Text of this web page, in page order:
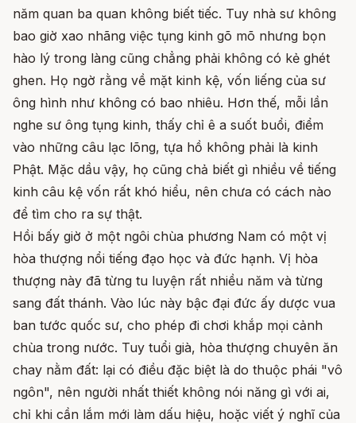
năm quan ba quan không biết tiếc. Tuy nhà sư không
bao giờ xao nhãng việc tụng kinh gõ mõ nhưng bọn
hào lý trong làng cũng chẳng phải không có kẻ ghét
ghen. Họ ngờ rằng về mặt kinh kệ, vốn liếng của sư
ông hình như không có bao nhiêu. Hơn thế, mỗi lần
nghe sư ông tụng kinh, thấy chỉ ê a suốt buổi, điểm
vào những câu lạc lõng, tựa hồ không phải là kinh
Phật. Mặc dầu vậy, họ cũng chả biết gì nhiều về tiếng
kinh câu kệ vốn rất khó hiểu, nên chưa có cách nào
để tìm cho ra sự thật.
Hồi bấy giờ ở một ngôi chùa phương Nam có một vị
hòa thượng nổi tiếng đạo học và đức hạnh. Vị hòa
thượng này đã từng tu luyện rất nhiều năm và từng
sang đất thánh. Vào lúc này bậc đại đức ấy dược vua
ban tước quốc sư, cho phép đi chơi khắp mọi cảnh
chùa trong nước. Tuy tuổi già, hòa thượng chuyên ăn
chay nằm đất: lại có điều đặc biệt là do thuộc phái "vô
ngôn", nên người nhất thiết không nói năng gì với ai,
chỉ khi cần lắm mới làm dấu hiệu, hoặc viết ý nghĩ của